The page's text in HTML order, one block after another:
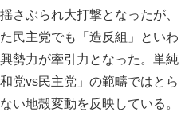
さぶられ大打撃となったが、
民主党でも「造反組」といわ
勢力が牽引力となった。単純
党vs民主党」の範疇ではとら
い地殻変動を反映している。